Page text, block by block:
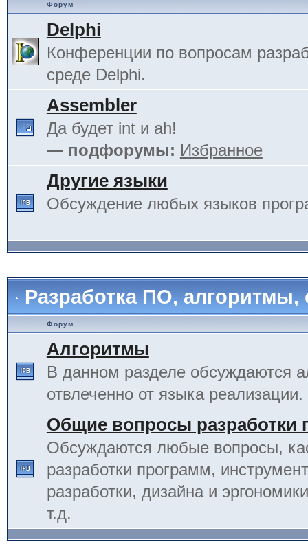
Форум
Delphi
Конференции по вопросам
среде Delphi.
Assembler
Да будет int и ah!
— подфорумы: Избранное
Другие языки
Обсуждение любых языков
Разработка ПО,
Форум
Алгоритмы
В данном разделе обсуждаются
отвлеченно от языка реализации.
Общие вопросы разработки
Обсуждаются любые вопросы,
разработки программ,
разработки, дизайна и
т.д.